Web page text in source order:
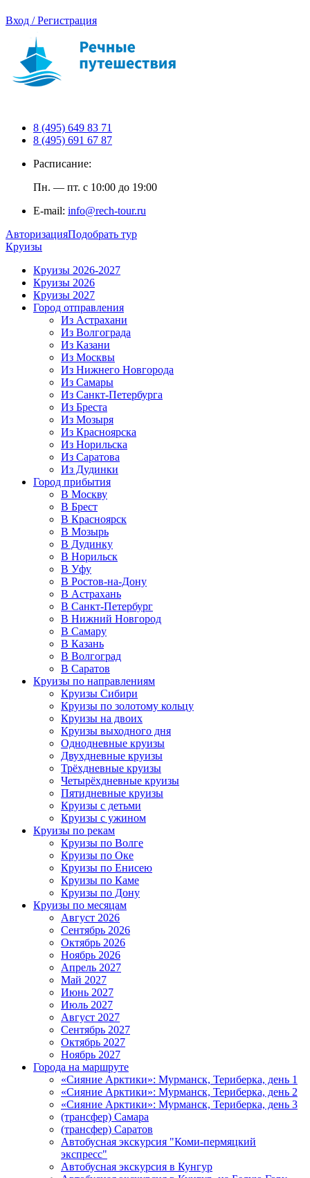
Вход / Регистрация
8 (495) 649 83 71
8 (495) 691 67 87
Расписание:
Пн. — пт. с 10:00 до 19:00
E-mail: info@rech-tour.ru
АвторизацияПодобрать тур
Круизы
Круизы 2026-2027
Круизы 2026
Круизы 2027
Город отправления
Из Астрахани
Из Волгограда
Из Казани
Из Москвы
Из Нижнего Новгорода
Из Самары
Из Санкт-Петербурга
Из Бреста
Из Мозыря
Из Красноярска
Из Норильска
Из Саратова
Из Дудинки
Город прибытия
В Москву
В Брест
В Красноярск
В Мозырь
В Дудинку
В Норильск
В Уфу
В Ростов-на-Дону
В Астрахань
В Санкт-Петербург
В Нижний Новгород
В Самару
В Казань
В Волгоград
В Саратов
Круизы по направлениям
Круизы Сибири
Круизы по золотому кольцу
Круизы на двоих
Круизы выходного дня
Однодневные круизы
Двухдневные круизы
Трёхдневные круизы
Четырёхдневные круизы
Пятидневные круизы
Круизы с детьми
Круизы с ужином
Круизы по рекам
Круизы по Волге
Круизы по Оке
Круизы по Енисею
Круизы по Каме
Круизы по Дону
Круизы по месяцам
Август 2026
Сентябрь 2026
Октябрь 2026
Ноябрь 2026
Апрель 2027
Май 2027
Июнь 2027
Июль 2027
Август 2027
Сентябрь 2027
Октябрь 2027
Ноябрь 2027
Города на маршруте
«Сияние Арктики»: Мурманск, Териберка, день 1
«Сияние Арктики»: Мурманск, Териберка, день 2
«Сияние Арктики»: Мурманск, Териберка, день 3
(трансфер) Самара
(трансфер) Саратов
Автобусная экскурсия "Коми-пермяцкий
экспресс"
Автобусная экскурсия в Кунгур